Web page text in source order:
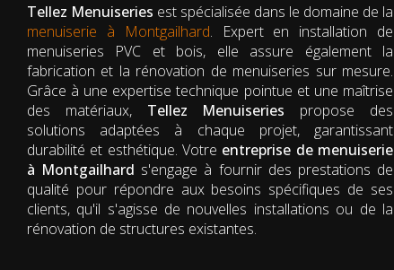
Tellez Menuiseries est spécialisée dans le domaine de la
menuiserie à Montgailhard. Expert en installation de
menuiseries PVC et bois, elle assure également la
fabrication et la rénovation de menuiseries sur mesure.
Grâce à une expertise technique pointue et une maîtrise
des matériaux, Tellez Menuiseries propose des
solutions adaptées à chaque projet, garantissant
durabilité et esthétique. Votre entreprise de menuiserie
à Montgailhard s'engage à fournir des prestations de
qualité pour répondre aux besoins spécifiques de ses
clients, qu'il s'agisse de nouvelles installations ou de la
rénovation de structures existantes.